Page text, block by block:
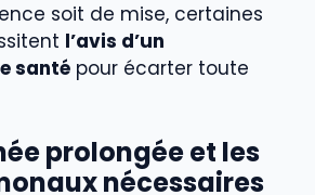
soit de mise, certaines
l’avis d’un
santé pour écarter toute
prolongée et les
nécessaires